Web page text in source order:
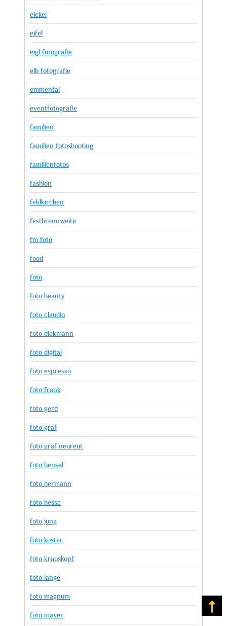
eickel
eifel
eigl fotografie
elb fotografie
emmental
eventfotografie
familien
familien fotoshooting
familienfotos
fashion
feldkirchen
festbrennweite
fm foto
food
foto
foto beauty
foto claudio
foto diekmann
foto digital
foto espresso
foto frank
foto gerd
foto graf
foto graf neureut
foto hensel
foto hermann
foto hesse
foto jung
foto köster
foto krauskopf
foto lange
foto magnum
foto mayer